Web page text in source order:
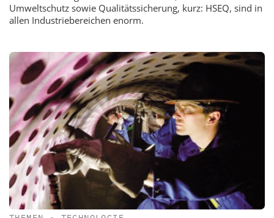
Umweltschutz sowie Qualitätssicherung, kurz: HSEQ, sind in
allen Industriebereichen enorm.